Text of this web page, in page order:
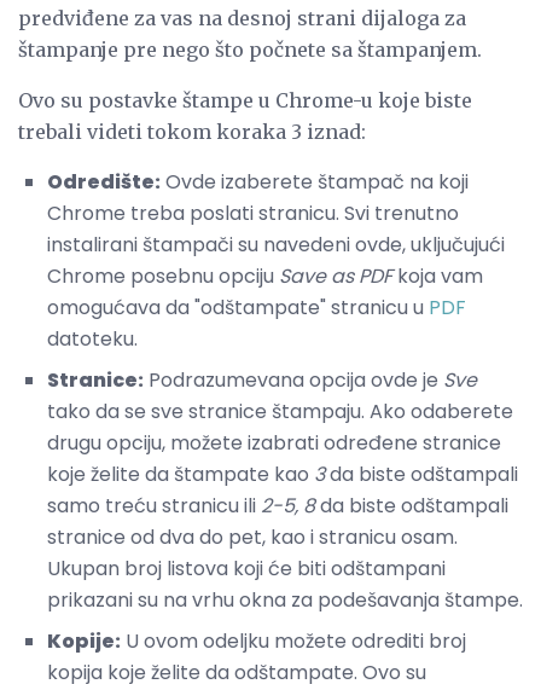
predviđene za vas na desnoj strani dijaloga za
štampanje pre nego što počnete sa štampanjem.
Ovo su postavke štampe u Chrome-u koje biste
trebali videti tokom koraka 3 iznad:
Odredište: Ovde izaberete štampač na koji
Chrome treba poslati stranicu. Svi trenutno
instalirani štampači su navedeni ovde, uključujući
Chrome posebnu opciju Save as PDFkoja vam
omogućava da "odštampate" stranicu u PDF
datoteku.
Stranice: Podrazumevana opcija ovde je Sve
tako da se sve stranice štampaju. Ako odaberete
drugu opciju, možete izabrati određene stranice
koje želite da štampate kao 3da biste odštampali
samo treću stranicu ili 2-5, 8da biste odštampali
stranice od dva do pet, kao i stranicu osam.
Ukupan broj listova koji će biti odštampani
prikazani su na vrhu okna za podešavanja štampe.
Kopije: U ovom odeljku možete odrediti broj
kopija koje želite da odštampate. Ovo su